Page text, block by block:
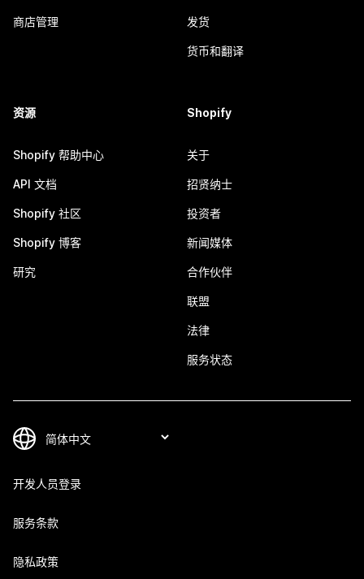
商店管理 发货
货币和翻译
资源
Shopify 帮助中心
API 文档
Shopify 社区
Shopify 博客
研究
Shopify
关于
招贤纳士
投资者
新闻媒体
合作伙伴
联盟
法律
服务状态
开发人员登录
服务条款
隐私政策